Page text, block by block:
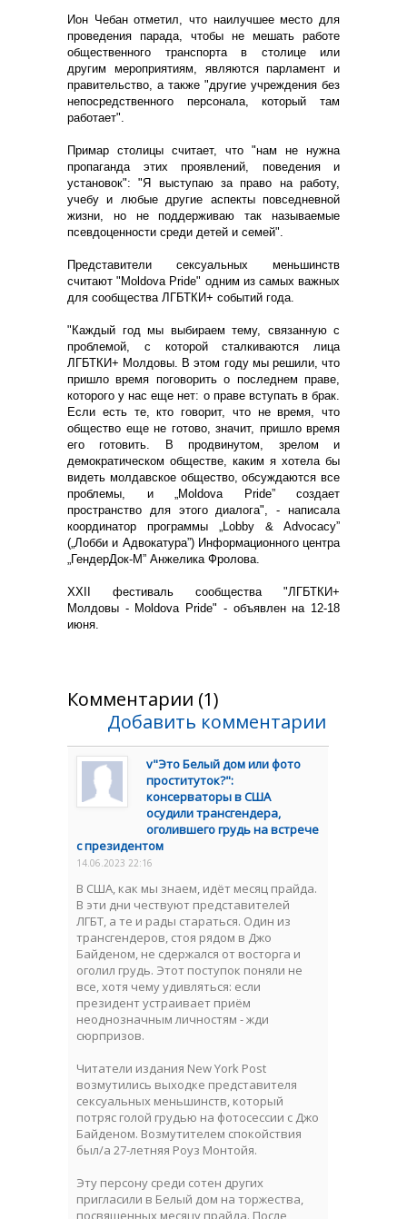
Ион Чебан отметил, что наилучшее место для
проведения парада, чтобы не мешать работе
общественного транспорта в столице или
другим мероприятиям, являются парламент и
правительство, а также "другие учреждения без
непосредственного персонала, который там
работает".
Примар столицы считает, что "нам не нужна
пропаганда этих проявлений, поведения и
установок": "Я выступаю за право на работу,
учебу и любые другие аспекты повседневной
жизни, но не поддерживаю так называемые
псевдоценности среди детей и семей".
Представители сексуальных меньшинств
считают "Moldova Pride" одним из самых важных
для сообщества ЛГБТКИ+ событий года.
"Каждый год мы выбираем тему, связанную с
проблемой, с которой сталкиваются лица
ЛГБТКИ+ Молдовы. В этом году мы решили, что
пришло время поговорить о последнем праве,
которого у нас еще нет: о праве вступать в брак.
Если есть те, кто говорит, что не время, что
общество еще не готово, значит, пришло время
его готовить. В продвинутом, зрелом и
демократическом обществе, каким я хотела бы
видеть молдавское общество, обсуждаются все
проблемы, и „Moldova Pride” создает
пространство для этого диалога", - написала
координатор программы „Lobby & Advocacy”
(„Лобби и Адвокатура”) Информационного центра
„ГендерДок-М” Анжелика Фролова.
XXII фестиваль сообщества "ЛГБТКИ+
Молдовы - Moldova Pride" - объявлен на 12-18
июня.
Комментарии (1)
Добавить комментарии
v"Это Белый дом или фото
проституток?":
консерваторы в США
осудили трансгендера,
оголившего грудь на встрече
с президентом
14.06.2023 22:16
В США, как мы знаем, идёт месяц прайда.
В эти дни чествуют представителей
ЛГБТ, а те и рады стараться. Один из
трансгендеров, стоя рядом в Джо
Байденом, не сдержался от восторга и
оголил грудь. Этот поступок поняли не
все, хотя чему удивляться: если
президент устраивает приём
неоднозначным личностям - жди
сюрпризов.
Читатели издания New York Post
возмутились выходке представителя
сексуальных меньшинств, который
потряс голой грудью на фотосессии с Джо
Байденом. Возмутителем спокойствия
был/а 27-летняя Роуз Монтойя.
Эту персону среди сотен других
пригласили в Белый дом на торжества,
посвященных месяцу прайда. После